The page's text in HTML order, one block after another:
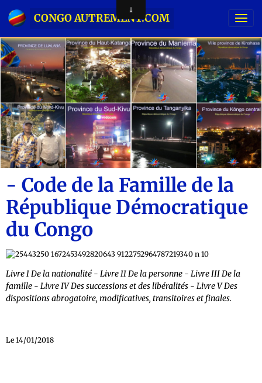
CONGO AUTREMENT.COM
- Code de la Famille de la
République Démocratique
du Congo
Livre I De la nationalité - Livre II De la personne - Livre III De la
famille - Livre IV Des successions et des libéralités - Livre V Des
dispositions abrogatoire, modificatives, transitoires et finales.
Le 14/01/2018